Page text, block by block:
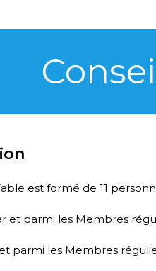
est formé de 11
et parmi les Membres
parmi les Membres